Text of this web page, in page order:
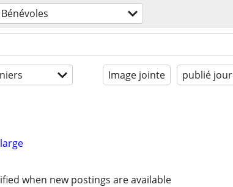
Bénévoles
Image jointe publié jour
when new postings are available